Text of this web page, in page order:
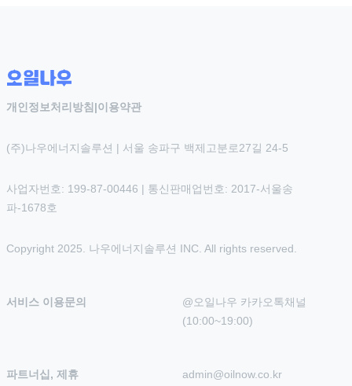
개인정보처리방침 |이용약관
(주)나우에너지솔루션 | 서울 송파구 백제고분로27길 24-5
사업자번호: 199-87-00446 | 통신판매업번호: 2017-서울송
파-1678호
Copyright 2025. 나우에너지솔루션 INC. All rights reserved.
서비스 이용문의
@오일나우 카카오톡채널
(10:00~19:00)
파트너십, 제휴 admin@oilnow.co.kr